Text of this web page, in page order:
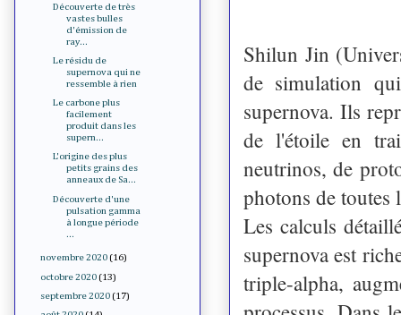
Shilun Jin
de simulation
supernova. Ils
de l'étoile en
neutrinos, de
photons de toutes
Les calculs
supernova est
triple-alpha,
Découverte de très
vastes bulles
d'émission de
ray...
Le résidu de
supernova qui ne
ressemble à rien
Le carbone plus
facilement
produit dans les
supern...
L'origine des plus
petits grains des
anneaux de Sa...
Découverte d'une
pulsation gamma
à longue période
...
novembre 2020 (16)
octobre 2020 (13)
septembre 2020 (17)